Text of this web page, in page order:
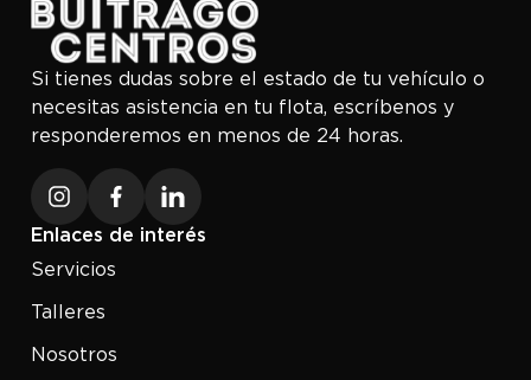
Si tienes dudas sobre el estado de tu vehículo o
necesitas asistencia en tu flota, escríbenos y
responderemos en menos de 24 horas.
Enlaces de interés
Servicios
Talleres
Nosotros